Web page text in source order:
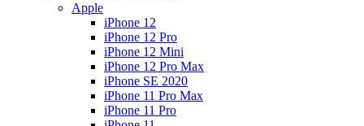
Apple
iPhone 12
iPhone 12 Pro
iPhone 12 Mini
iPhone 12 Pro Max
iPhone SE 2020
iPhone 11 Pro Max
iPhone 11 Pro